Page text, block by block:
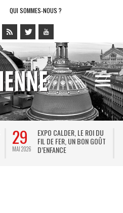
QUI SOMMES-NOUS ?
29
MAI 2026
EXPO CALDER, LE ROI DU
FIL DE FER, UN BON GOÛT
D’ENFANCE